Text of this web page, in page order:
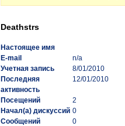
Deathstrs
Настоящее имя
E-mail
n/a
Учетная запись
8/01/2010
Последняя
активность
12/01/2010
Посещений
2
Начал(а) дискуссий 0
Сообщений
0